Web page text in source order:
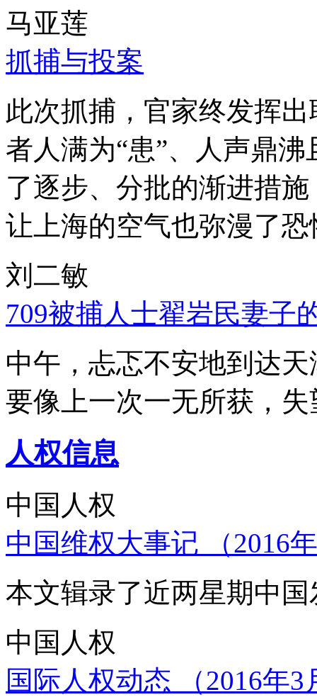
马亚莲
抓捕与投案
此次抓捕，官家终发挥
者人满为“患”、人声鼎
了逐步、分批的渐进措
让上海的空气也弥漫了
刘二敏
709被捕人士翟岩民妻子
中午，忐忑不安地到达
要像上一次一无所获，
人权信息
中国人权
中国维权大事记 （2016
本文辑录了近两星期中
中国人权
国际人权动态 （2016年